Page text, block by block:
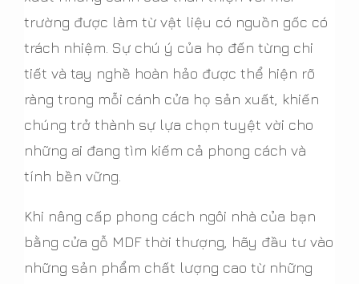
trường được làm từ vật liệu có nguồn gốc có
trách nhiệm. Sự chú ý của họ đến từng chi
tiết và tay nghề hoàn hảo được thể hiện rõ
ràng trong mỗi cánh cửa họ sản xuất, khiến
chúng trở thành sự lựa chọn tuyệt vời cho
những ai đang tìm kiếm cả phong cách và
tính bền vững.
Khi nâng cấp phong cách ngôi nhà của bạn
bằng cửa gỗ MDF thời thượng, hãy đầu tư vào
những sản phẩm chất lượng cao từ những